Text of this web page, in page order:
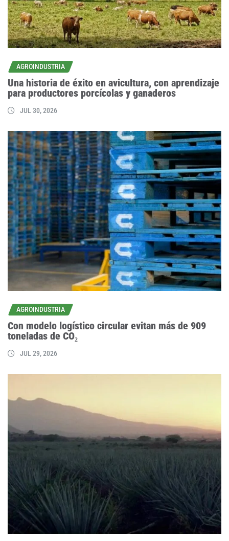
AGROINDUSTRIA
Una historia de éxito en avicultura, con aprendizaje
para productores porcícolas y ganaderos
JUL 30, 2026
AGROINDUSTRIA
Con modelo logístico circular evitan más de 909
toneladas de CO₂
JUL 29, 2026